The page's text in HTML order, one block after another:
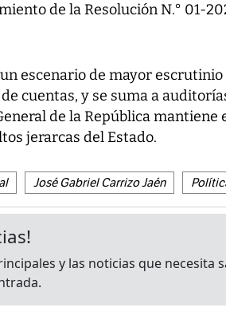
de la Resolución N.° 01-
escenario de mayor
cuentas, y se suma a
de la República mantiene
jerarcas del Estado.
José Gabriel Carrizo Jaén